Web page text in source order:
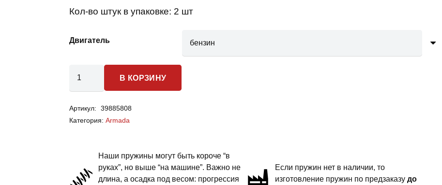
Кол-во штук в упаковке: 2 шт
Двигатель
Armada
-
передней
подвески
В КОРЗИНУ
Артикул:
39885808
Категория:Armada
Наши пружины могут быть короче “в
руках”, но выше “на машине”. Важно не
длина, а осадка под весом: прогрессия
Если пружин нет в наличии, то
изготовление пружин по предзаказудо